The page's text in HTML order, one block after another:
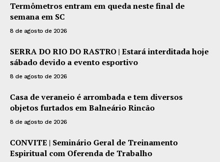
Termômetros entram em queda neste final de
semana em SC
8 de agosto de 2026
SERRA DO RIO DO RASTRO | Estará interditada hoje
sábado devido a evento esportivo
8 de agosto de 2026
Casa de veraneio é arrombada e tem diversos
objetos furtados em Balneário Rincão
8 de agosto de 2026
CONVITE | Seminário Geral de Treinamento
Espiritual com Oferenda de Trabalho